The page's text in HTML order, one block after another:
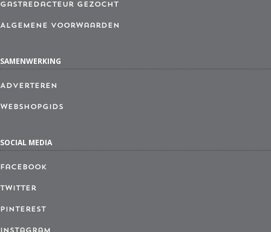
Gastredacteur gezocht
Algemene Voorwaarden
SAMENWERKING
Adverteren
Webshopgids
SOCIAL MEDIA
Facebook
Twitter
Pinterest